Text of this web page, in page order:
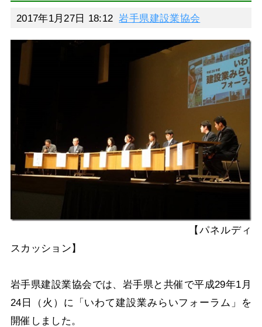
2017年1月27日 18:12 岩手県建設業協会
【パネルディ
スカッション】
岩手県建設業協会では、岩手県と共催で平成29年1月
24日（火）に「いわて建設業みらいフォーラム」を
開催しました。